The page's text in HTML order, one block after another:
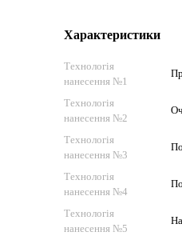
Характеристики
Технологія
нанесення №1
Технологія
нанесення №2
Технологія
нанесення №3
Технологія
нанесення №4
Технологія
нанесення №5